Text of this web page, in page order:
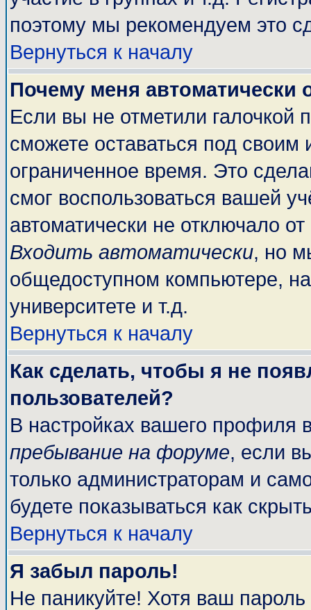
поэтому мы рекомендуем это
Вернуться к началу
Почему меня автоматически
Если вы не отметили галочкой
сможете оставаться под
ограниченное время. Это
смог воспользоваться вашей
автоматически не отключало
Входить автоматически, но
общедоступном компьютере,
университете и т.д.
Вернуться к началу
Как сделать, чтобы я не
пользователей?
В настройках вашего профиля
пребывание на форуме, если
только администраторам и
будете показываться как
Вернуться к началу
Я забыл пароль!
Не паникуйте! Хотя ваш